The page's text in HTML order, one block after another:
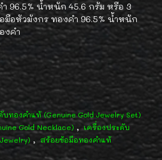
96.5% น้ำหนัก 45.6 กรัม หรือ 3
อหัวมังกร ทองคำ 96.5% น้ำหนัก
งคำ
บทองคำแท้ (Genuine Gold Jewelry Set)
Gold Necklace) , เครื่องประดับ
, สร้อยข้อมือทองคำแท้